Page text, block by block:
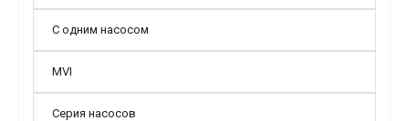
С одним насосом
MVI
Серия насосов